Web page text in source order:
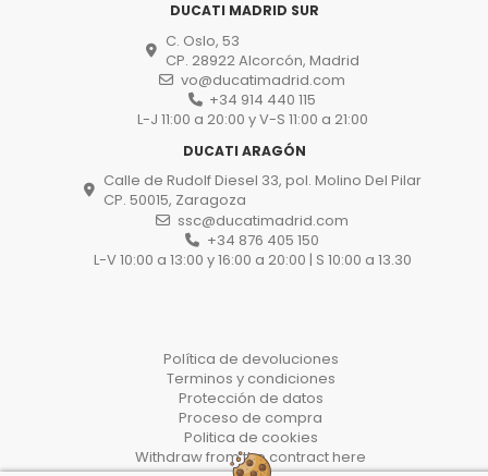
DUCATI MADRID SUR
C. Oslo, 53
CP. 28922 Alcorcón, Madrid
vo@ducatimadrid.com
+34 914 440 115
L-J 11:00 a 20:00 y V-S 11:00 a 21:00
DUCATI ARAGÓN
Calle de Rudolf Diesel 33, pol. Molino Del Pilar
CP. 50015, Zaragoza
ssc@ducatimadrid.com
+34 876 405 150
L-V 10:00 a 13:00 y 16:00 a 20:00 | S 10:00 a 13.30
Política de devoluciones
Terminos y condiciones
Protección de datos
Proceso de compra
Politica de cookies
Withdraw from the contract here